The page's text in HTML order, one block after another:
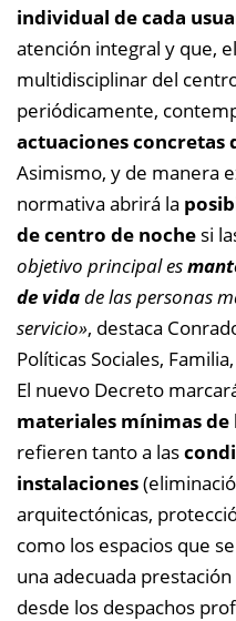
individual de cada
atención integral y que,
multidisciplinar del
periódicamente,
actuaciones concretas
Asimismo, y de manera
normativa abrirá la
de centro de noche si
objetivo principal es
de vidade las personas
servicio», destaca
Políticas Sociales,
El nuevo Decreto
materiales mínimas de
refieren tanto a las
instalaciones
arquitectónicas,
como los espacios que
una adecuada
desde los despachos